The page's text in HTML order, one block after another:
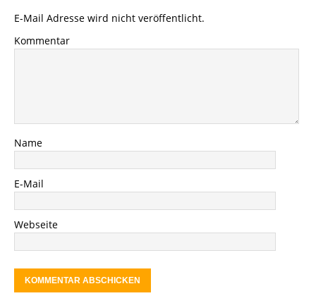
E-Mail Adresse wird nicht veröffentlicht.
Kommentar
Name
E-Mail
Webseite